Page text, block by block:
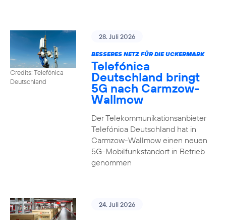
Credits: Telefónica
Deutschland
28. Juli 2026
BESSERES NETZ FÜR DIE UCKERMARK
Telefónica
Deutschland bringt
5G nach Carmzow-
Wallmow
Der Telekommunikationsanbieter
Telefónica Deutschland hat in
Carmzow-Wallmow einen neuen
5G-Mobilfunkstandort in Betrieb
genommen
24. Juli 2026